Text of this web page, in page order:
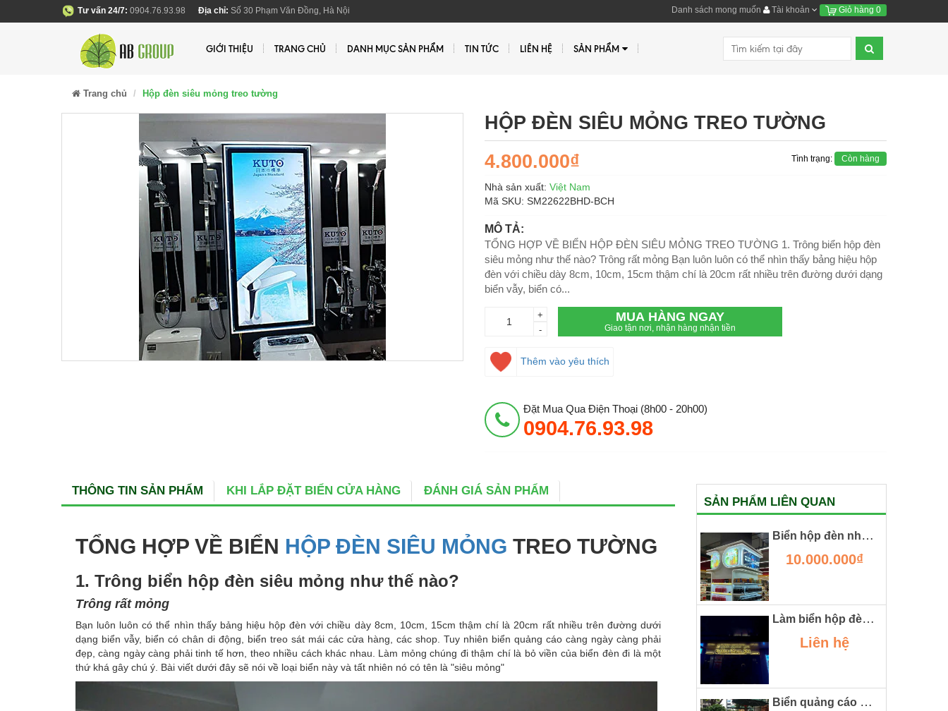
Tư vấn 24/7: 0904.76.93.98 Địa chỉ: Số 30 Phạm Văn Đồng, Hà Nội Danh sách mong muốn Tài khoản Giỏ hàng 0
GIỚI THIỆU TRANG CHỦ DANH MỤC SẢN PHẨM TIN TỨC LIÊN HỆ SẢN PHẨM
Trang chủ Hộp đèn siêu mỏng treo tường
HỘP ĐÈN SIÊU MỎNG TREO TƯỜNG
4.800.000₫
Tình trạng: Còn hàng
Nhà sản xuất: Việt Nam
Mã SKU: SM22622BHD-BCH
MÔ TẢ:
TỔNG HỢP VỀ BIỂN HỘP ĐÈN SIÊU MỎNG TREO TƯỜNG 1. Trông biển hộp đèn
siêu mỏng như thế nào? Trông rất mỏng Bạn luôn luôn có thể nhìn thấy bảng hiệu hộp
đèn với chiều dày 8cm, 10cm, 15cm thậm chí là 20cm rất nhiều trên đường dưới dạng
biển vẫy, biển có...
+
-
MUA HÀNG NGAY
Giao tận nơi, nhận hàng nhận tiền
Thêm vào yêu thích
Đặt Mua Qua Điện Thoại (8h00 - 20h00)
0904.76.93.98
THÔNG TIN SẢN PHẨM KHI LẮP ĐẶT BIỂN CỬA HÀNG ĐÁNH GIÁ SẢN PHẨM
TỔNG HỢP VỀ BIỂN HỘP ĐÈN SIÊU MỎNG TREO TƯỜNG
1. Trông biển hộp đèn siêu mỏng như thế nào?
Trông rất mỏng
Bạn luôn luôn có thể nhìn thấy bảng hiệu hộp đèn với chiều dày 8cm, 10cm, 15cm thậm chí là 20cm rất nhiều trên đường dưới
dạng biển vẫy, biển có chân di động, biển treo sát mái các cửa hàng, các shop. Tuy nhiên biển quảng cáo càng ngày càng phải
đẹp, càng ngày càng phải tinh tế hơn, theo nhiều cách khác nhau. Làm mỏng chúng đi thậm chí là bỏ viền của biển đèn đi là một
thứ khá gây chú ý. Bài viết dưới đây sẽ nói về loại biển này và tất nhiên nó có tên là "siêu mỏng"
SẢN PHẨM LIÊN QUAN
Biển hộp đèn nhét cạnh ốp cột siêu thị
10.000.000₫
Làm biển hộp đèn spa tại khu đô thị smart city
Liên hệ
Biển quảng cáo hộp đèn có chân đẹp